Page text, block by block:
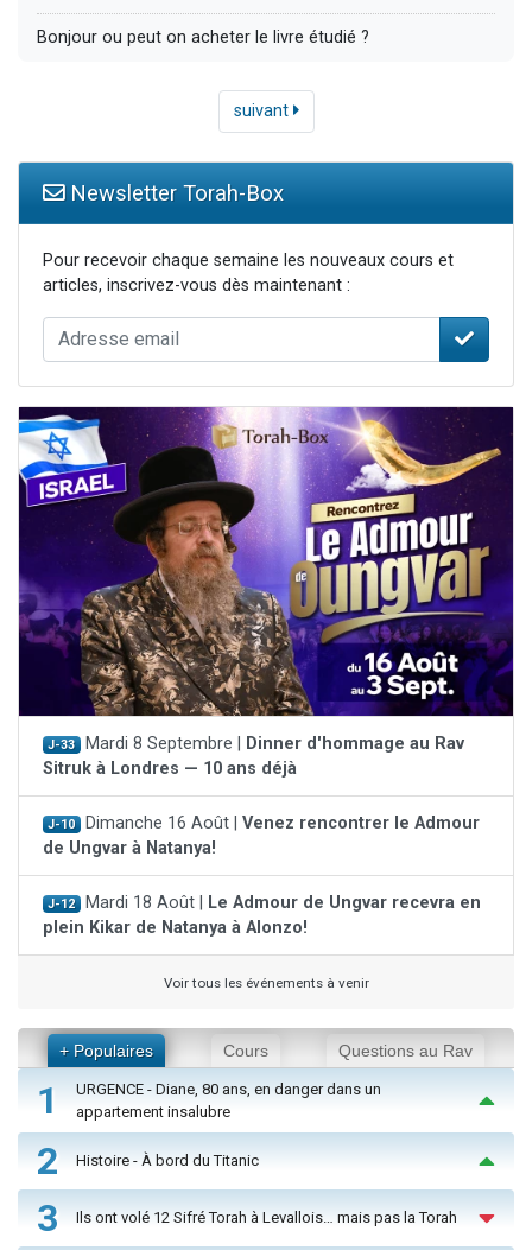
Bonjour ou peut on acheter le livre étudié ?
suivant
Newsletter Torah-Box
Pour recevoir chaque semaine les nouveaux cours et
articles, inscrivez-vous dès maintenant :
J-33 Mardi 8 Septembre |
Dinner d'hommage au Rav
Sitruk à Londres — 10 ans déjà
J-10 Dimanche 16 Août | Venez rencontrer le Admour
de Ungvar à Natanya!
J-12 Mardi 18 Août |
Le Admour de Ungvar recevra en
plein Kikar de Natanya à Alonzo!
Voir tous les événements à venir
+ Populaires Cours Questions au Rav
1
URGENCE - Diane, 80 ans, en danger dans un
appartement insalubre
2 Histoire - À bord du Titanic
3 Ils ont volé 12 Sifré Torah à Levallois… mais pas la Torah